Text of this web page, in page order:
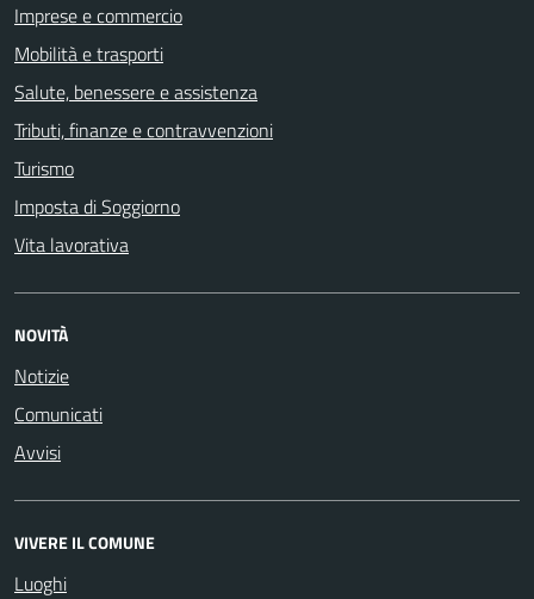
Imprese e commercio
Mobilità e trasporti
Salute, benessere e assistenza
Tributi, finanze e contravvenzioni
Turismo
Imposta di Soggiorno
Vita lavorativa
NOVITÀ
Notizie
Comunicati
Avvisi
VIVERE IL COMUNE
Luoghi